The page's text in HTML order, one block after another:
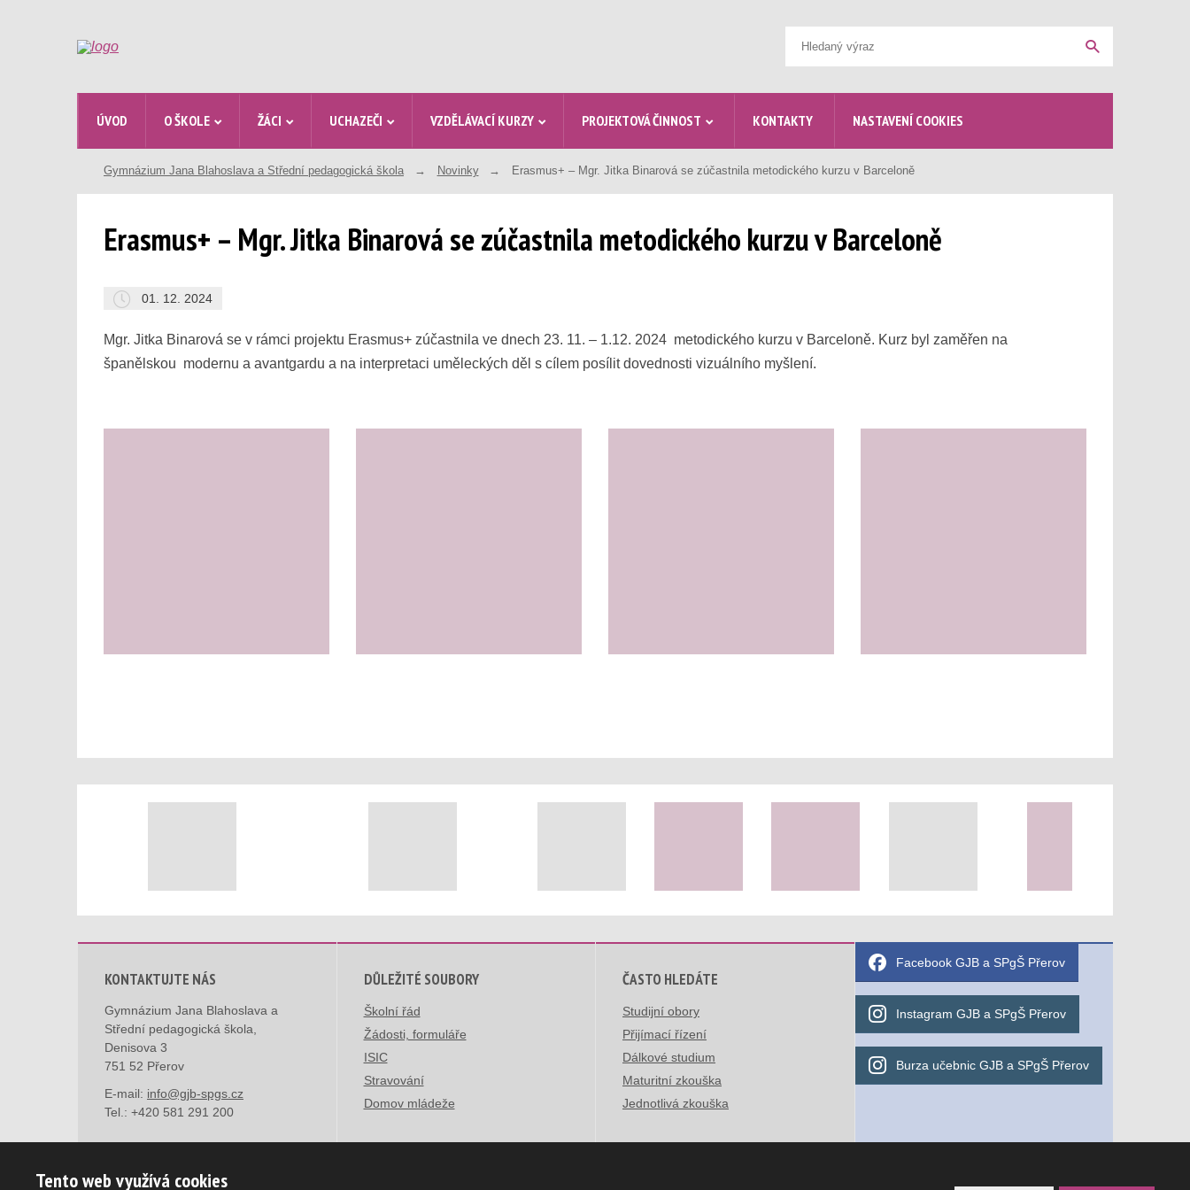
Hledat
ÚVOD O ŠKOLE ŽÁCI UCHAZEČI VZDĚLÁVACÍ KURZY PROJEKTOVÁ ČINNOST KONTAKTY NASTAVENÍ COOKIES
Gymnázium Jana Blahoslava a Střední pedagogická škola Novinky Erasmus+ – Mgr. Jitka Binarová se zúčastnila metodického kurzu v Barceloně
Erasmus+ – Mgr. Jitka Binarová se zúčastnila metodického kurzu v Barceloně
01. 12. 2024
Mgr. Jitka Binarová se v rámci projektu Erasmus+ zúčastnila ve dnech 23. 11. – 1.12. 2024 metodického kurzu v Barceloně. Kurz byl zaměřen na
španělskou modernu a avantgardu a na interpretaci uměleckých děl s cílem posílit dovednosti vizuálního myšlení.
KONTAKTUJTE NÁS
Gymnázium Jana Blahoslava a
Střední pedagogická škola,
Denisova 3
751 52 Přerov
E-mail: info@gjb-spgs.cz
Tel.: +420 581 291 200
DŮLEŽITÉ SOUBORY
Školní řád
Žádosti, formuláře
ISIC
Stravování
Domov mládeže
ČASTO HLEDÁTE
Studijní obory
Přijímací řízení
Dálkové studium
Maturitní zkouška
Jednotlivá zkouška
Facebook GJB a SPgŠ Přerov
Instagram GJB a SPgŠ Přerov
Burza učebnic GJB a SPgŠ Přerov
Tento web využívá cookies